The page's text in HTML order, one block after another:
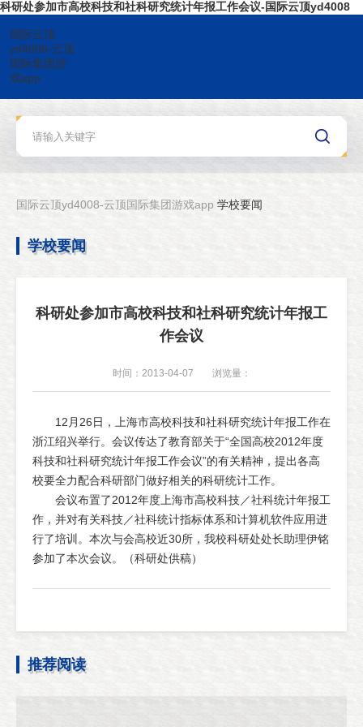
科研处参加市高校科技和社科研究统计年报工作会议-国际云顶yd4008
国际云顶
yd4008-云顶
国际集团游
戏app
国际云顶yd4008-云顶国际集团游戏app 学校要闻
学校要闻
科研处参加市高校科技和社科研究统计年报工
作会议
时间：2013-04-07 浏览量：
12月26日，上海市高校科技和社科研究统计年报工作在
浙江绍兴举行。会议传达了教育部关于“全国高校2012年度
科技和社科研究统计年报工作会议”的有关精神，提出各高
校要全力配合科研部门做好相关的科研统计工作。
会议布置了2012年度上海市高校科技／社科统计年报工
作，并对有关科技／社科统计指标体系和计算机软件应用进
行了培训。本次与会高校近30所，我校科研处处长助理伊铭
参加了本次会议。（科研处供稿）
推荐阅读